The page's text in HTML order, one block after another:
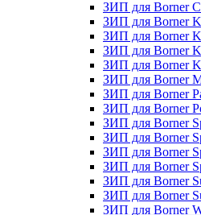
ЗИП для Borner
ЗИП для Borner
ЗИП для Borner
ЗИП для Borner
ЗИП для Borner
ЗИП для Borner
ЗИП для Borner
ЗИП для Borner
ЗИП для Borner
ЗИП для Borner
ЗИП для Borner
ЗИП для Borner
ЗИП для Borner
ЗИП для Borner
ЗИП для Borner